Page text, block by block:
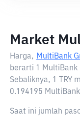
Market
Harga, MultiBank
berarti 1 MultiBank
Sebaliknya, 1 TRY
0.194195
Saat ini jumlah